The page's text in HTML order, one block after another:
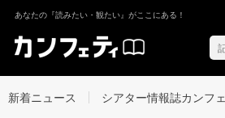
あなたの『読みたい・観たい』がここにある！
新着ニュース シアター情報誌カンフ